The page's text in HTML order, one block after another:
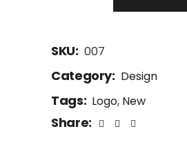
SKU: 007
Category: Design
Tags: Logo, New
Share: